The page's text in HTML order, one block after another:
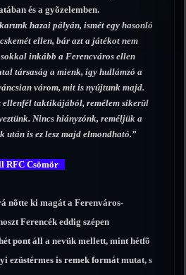
és a gyõzelemben.
hazai pályán, ismét egy hasonló
ellen, bár azt a játékot nem
inkább a Ferencváros ellen
társaság a mienk, így hullámzó a
várom, mit is nyújtunk majd.
ellenfél taktikájából, remélem sikerül
Nincs hiányzónk, reméljük a
után is ez lesz majd elmondható.”
RFC Csömör
nõtte ki magát a Ferenváros-
Ferencék eddig szépen
pont áll a nevük mellett, mint hétfõ
ezüstérmes is remek formát mutat, s